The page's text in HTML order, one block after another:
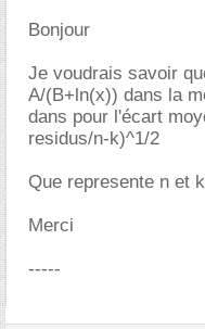
Bonjour
Je voudrais savoir
A/(B+ln(x)) dans la
dans pour l'écart
residus/n-k)^1/2
Que represente n et
Merci
-----